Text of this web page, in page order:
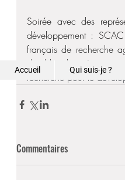
Soirée avec des
développement : SCAC
français de recherche
durable des régions
recherche pour le
Commentaires
Accueil Qui suis-je ?